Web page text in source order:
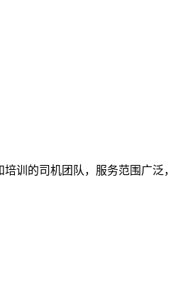
训的司机团队，服务范围广泛